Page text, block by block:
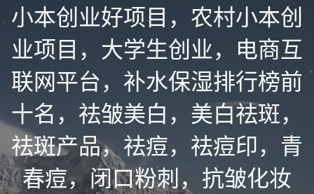
小本创业好项目，农村小本创
业项目，大学生创业，电商互
联网平台，补水保湿排行榜前
十名，祛皱美白，美白祛斑，
祛斑产品，祛痘，祛痘印，青
春痘，闭口粉刺，抗皱化妆